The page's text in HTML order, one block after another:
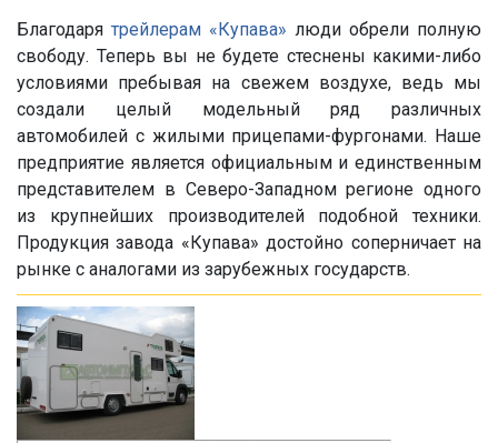
Благодаря трейлерам «Купава» люди обрели полную
свободу. Теперь вы не будете стеснены какими-либо
условиями пребывая на свежем воздухе, ведь мы
создали целый модельный ряд различных
автомобилей с жилыми прицепами-фургонами. Наше
предприятие является официальным и единственным
представителем в Северо-Западном регионе одного
из крупнейших производителей подобной техники.
Продукция завода «Купава» достойно соперничает на
рынке с аналогами из зарубежных государств.